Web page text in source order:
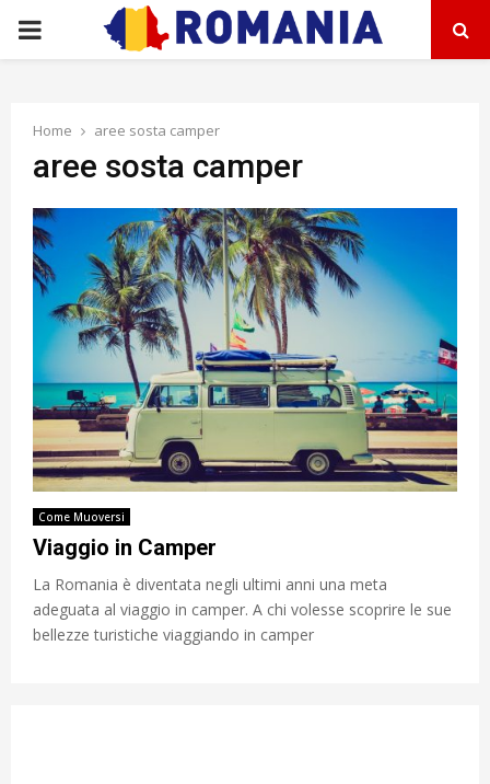
PRIMARY
Home aree sosta camper
aree sosta camper
Come Muoversi
Viaggio in Camper
La Romania è diventata negli ultimi anni una meta
adeguata al viaggio in camper. A chi volesse scoprire le sue
bellezze turistiche viaggiando in camper